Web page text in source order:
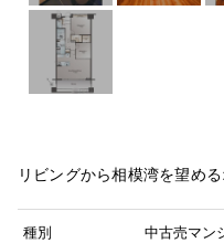
リビングから相模湾を望め
種別 中古売マン